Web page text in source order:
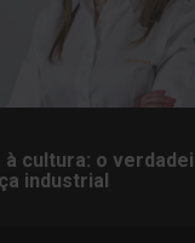
à cultura: o
industrial